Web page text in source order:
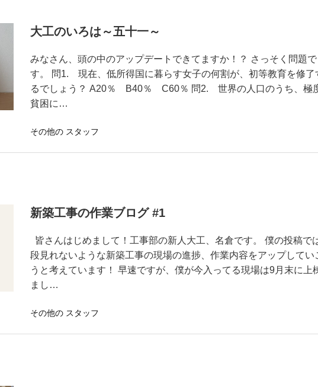
大工のいろは～五十一～
みなさん、頭の中のアップデートできてますか！？ さっそく問題で
す。 問1. 現在、低所得国に暮らす女子の何割が、初等教育を修了
るでしょう？ A20％ B40％ C60％ 問2. 世界の人口のうち、極
貧困に…
その他の スタッフ
新築工事の作業ブログ #1
皆さんはじめまして！工事部の新人大工、名倉です。 僕の投稿で
段見れないような新築工事の現場の進捗、作業内容をアップしてい
うと考えています！ 早速ですが、僕が今入ってる現場は9月末に上
まし…
その他の スタッフ